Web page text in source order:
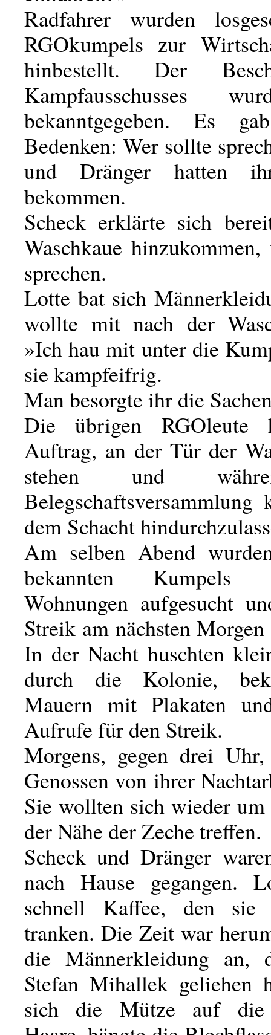
Radfahrer wurden
RGOkumpels zur
hinbestellt. Der
Kampfausschusses
bekanntgegeben. Es
Bedenken: Wer sollte
und Dränger hatten
bekommen.
Scheck erklärte sich
Waschkaue
sprechen.
Lotte bat sich
wollte mit nach der
»Ich hau mit unter die
sie kampfeifrig.
Man besorgte ihr die
Die übrigen RGOleute
Auftrag, an der Tür der
stehen und
Belegschaftsversammlung
dem Schacht
Am selben Abend
bekannten
Wohnungen aufgesucht
Streik am nächsten
In der Nacht huschten
durch die Kolonie,
Mauern mit Plakaten
Aufrufe für den Streik.
Morgens, gegen drei
Genossen von ihrer
Sie wollten sich wieder
der Nähe der Zeche treffen.
Scheck und Dränger
nach Hause gegangen.
schnell Kaffee, den sie
tranken. Die Zeit war
die Männerkleidung
Stefan Mihallek geliehen
sich die Mütze auf die